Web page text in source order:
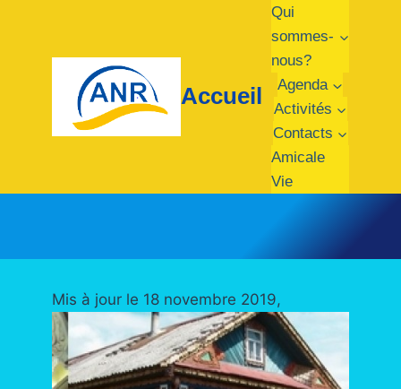
contenu
Accueil
Qui
sommes-
nous?
Agenda
Activités
Contacts
Amicale
Vie
Mis à jour le 18 novembre 2019,